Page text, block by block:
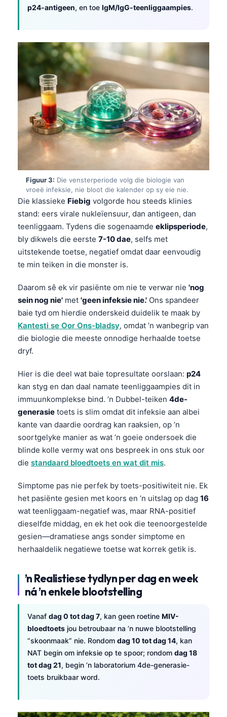
p24-antigeen, en toe IgM/IgG-teenliggaampies.
Figuur 3: Die vensterperiode volg die biologie van
vroeë infeksie, nie bloot die kalender op sy eie nie.
Die klassieke Fiebig volgorde hou steeds klinies
stand: eers virale nukleïensuur, dan antigeen, dan
teenliggaam. Tydens die sogenaamde eklipsperiode,
bly dikwels die eerste 7-10 dae, selfs met
uitstekende toetse, negatief omdat daar eenvoudig
te min teiken in die monster is.
Daarom sê ek vir pasiënte om nie te verwar nie 'nog
sein nog nie' met 'geen infeksie nie.' Ons spandeer
baie tyd om hierdie onderskeid duidelik te maak by
Kantesti se Oor Ons-bladsy, omdat ’n wanbegrip van
die biologie die meeste onnodige herhaalde toetse
dryf.
Hier is die deel wat baie topresultate oorslaan: p24
kan styg en dan daal namate teenliggaampies dit in
immuunkomplekse bind. ’n Dubbel-teiken 4de-
generasie toets is slim omdat dit infeksie aan albei
kante van daardie oordrag kan raaksien, op ’n
soortgelyke manier as wat ’n goeie ondersoek die
blinde kolle vermy wat ons bespreek in ons stuk oor
die standaard bloedtoets en wat dit mis.
Simptome pas nie perfek by toets-positiwiteit nie. Ek
het pasiënte gesien met koors en ’n uitslag op dag 16
wat teenliggaam-negatief was, maar RNA-positief
dieselfde middag, en ek het ook die teenoorgestelde
gesien—dramatiese angs sonder simptome en
herhaaldelik negatiewe toetse wat korrek getik is.
’n Realistiese tydlyn per dag en week
ná ’n enkele blootstelling
Vanaf dag 0 tot dag 7, kan geen roetine MIV-
bloedtoets jou betroubaar na ’n nuwe blootstelling
“skoonmaak” nie. Rondom dag 10 tot dag 14, kan
NAT begin om infeksie op te spoor; rondom dag 18
tot dag 21, begin ’n laboratorium 4de-generasie-
toets bruikbaar word.